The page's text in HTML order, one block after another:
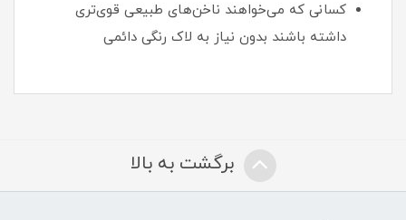
کسانی که می‌خواهند ناخن‌های طبیعی قوی‌تری
داشته باشند بدون نیاز به لاک رنگی دائمی
برگشت به بالا